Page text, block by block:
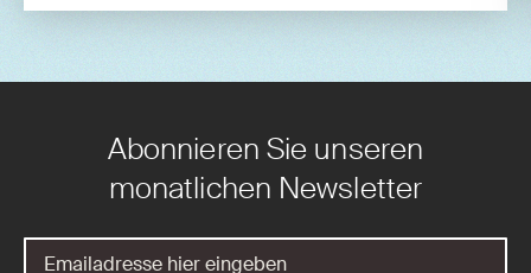
Abonnieren Sie unseren
monatlichen Newsletter